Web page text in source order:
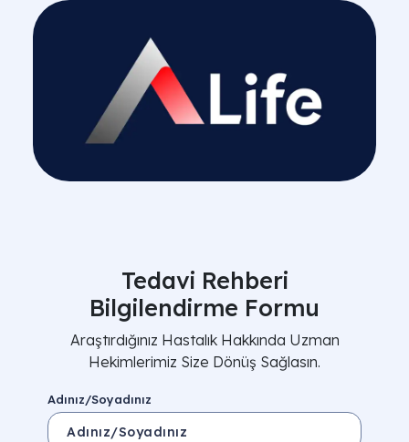
Tedavi Rehberi
Bilgilendirme Formu
Araştırdığınız Hastalık Hakkında Uzman
Hekimlerimiz Size Dönüş Sağlasın.
Adınız/Soyadınız